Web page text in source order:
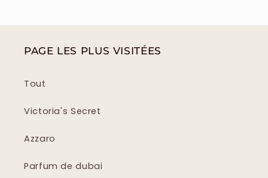
PAGE LES PLUS VISITÉES
Tout
Victoria's Secret
Azzaro
Parfum de dubai